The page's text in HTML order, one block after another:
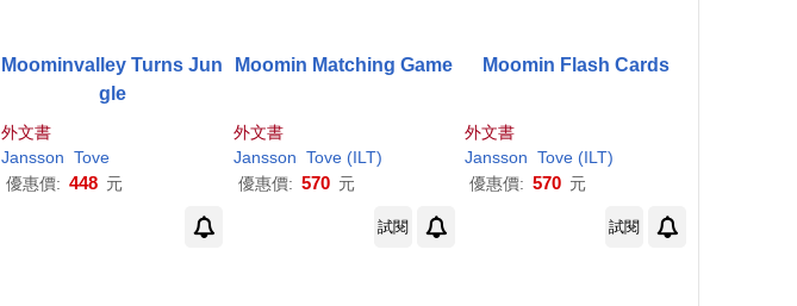
Moominvalley Turns Jun
gle
外文書
Jansson Tove
優惠價: 448 元
Moomin Matching Game
外文書
Jansson Tove(ILT)
優惠價: 570 元
Moomin Flash Cards
外文書
Jansson Tove (ILT)
優惠價: 570 元
試閱 試閱